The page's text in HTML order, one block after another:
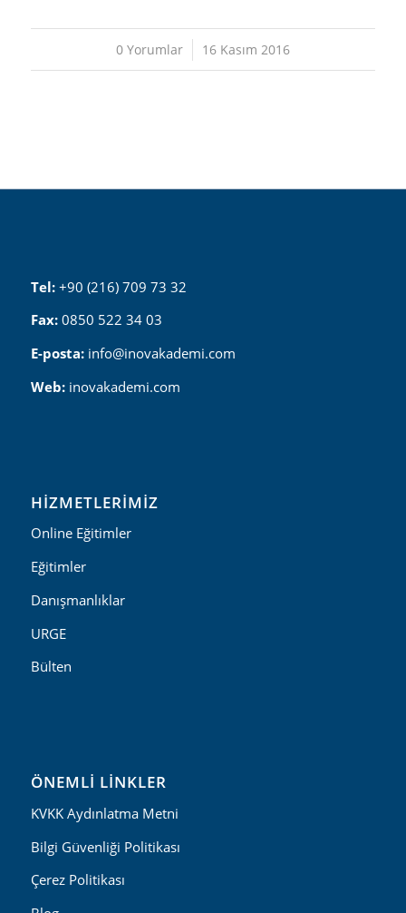
0 Yorumlar
/ 16 Kasım 2016
Tel: +90 (216) 709 73 32
Fax: 0850 522 34 03
E-posta: info@inovakademi.com
Web: inovakademi.com
HIZMETLERIMIZ
Online Eğitimler
Eğitimler
Danışmanlıklar
URGE
Bülten
ÖNEMLI LINKLER
KVKK Aydınlatma Metni
Bilgi Güvenliği Politikası
Çerez Politikası